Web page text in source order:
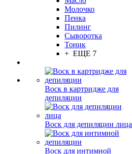
Молочко
Пенка
Пилинг
Сыворотка
Тоник
+ ЕЩЕ 7
Воск в картридже для
депиляции
Воск для депиляции лица
Воск для интимной